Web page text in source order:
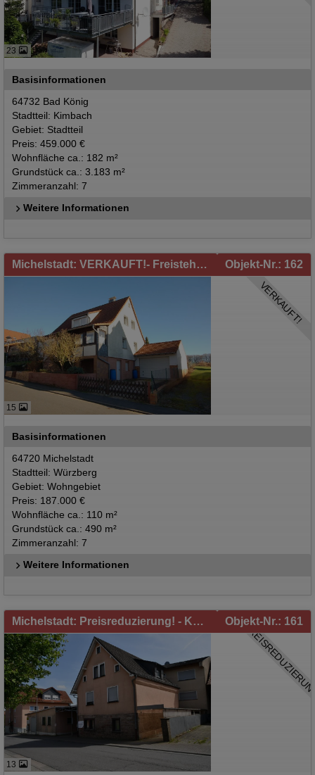
23
Basisinformationen
64732 Bad König
Stadtteil: Kimbach
Gebiet: Stadtteil
Preis: 459.000 €
Wohnfläche ca.: 182 m²
Grundstück ca.: 3.183 m²
Zimmeranzahl: 7
Weitere Informationen
Michelstadt: VERKAUFT!- Freistehendes Einfamilienhaus mit Garten und Garage in Michelstadt/Würzberg zu verkaufen! Objekt-Nr.: 162
15
VERKAUFT!
Basisinformationen
64720 Michelstadt
Stadtteil: Würzberg
Gebiet: Wohngebiet
Preis: 187.000 €
Wohnfläche ca.: 110 m²
Grundstück ca.: 490 m²
Zimmeranzahl: 7
Weitere Informationen
Michelstadt: Preisreduzierung! - Kapitalanleger und Eigennutzer aufgepasst! Wohnen und Gewerbe in Michelstadt/Vielbrunn Objekt-Nr.: 161
13